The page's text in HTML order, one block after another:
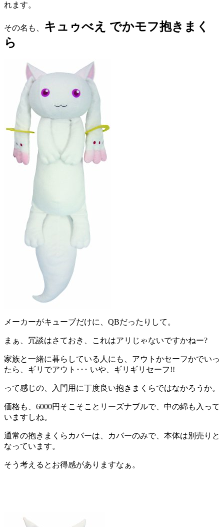
れます。
その名も、
キュゥべえ でかモフ抱きまく
ら
メーカーがキューブだけに、QBだったりして。
まぁ、冗談はさておき、これはアリじゃないですかねー?
家族と一緒に暮らしている人にも、アウトかセーフかでいっ
たら、ギリでアウト･･･ いや、ギリギリセーフ!!
って感じの、入門用に丁度良い抱きまくらではなかろうか。
価格も、6000円そこそことリーズナブルで、中の綿も入って
いますしね。
通常の抱きまくらカバーは、カバーのみで、本体は別売りと
なっています。
そう考えるとお得感がありますなぁ。